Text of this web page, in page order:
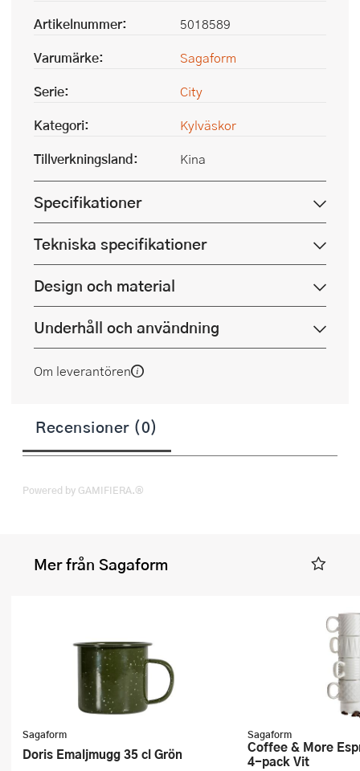
Artikelnummer:
5018589
Varumärke:
Sagaform
Serie:
City
Kategori:
Kylväskor
Tillverkningsland:
Kina
Specifikationer
Tekniska specifikationer
Design och material
Underhåll och användning
Om leverantören
Recensioner (0)
Powered by GAMIFIERA.®
Mer från Sagaform
Sagaform
Doris Emaljmugg 35 cl Grön
Sagaform
Coffee & More Espressokopp 10 cl
4-pack Vit